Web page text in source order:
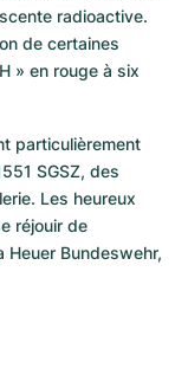
radioactive.
de certaines
» en rouge à six
particulièrement
SGSZ, des
Les heureux
réjouir de
Heuer Bundeswehr,